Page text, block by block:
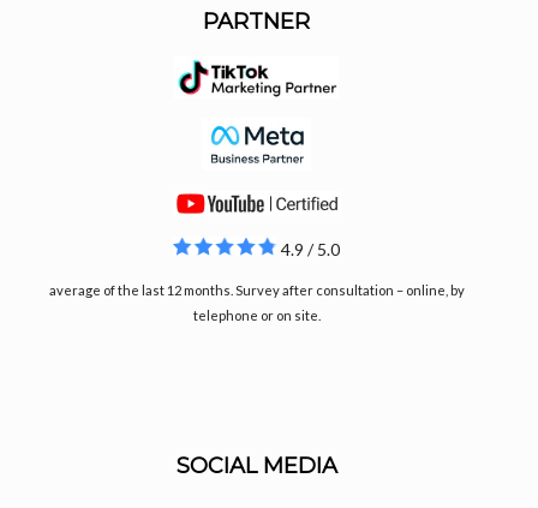
PARTNER
4.9 / 5.0
average of the last 12 months. Survey after consultation – online, by
telephone or on site.
SOCIAL MEDIA